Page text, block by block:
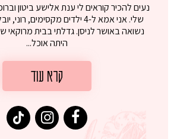
נעים להכיר קוראים לי ענת אלישע ביטון
שלי. אני אמא ל-4 ילדים מקסימים,
נשואה באושר לניסן. גדלתי בבית מרוקאי
היתה אוכל...
קרא עוד